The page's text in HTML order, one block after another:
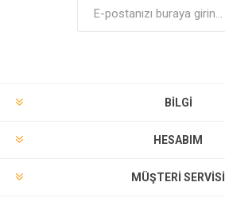
BILGI
HESABIM
MÜŞTERI SERVISI